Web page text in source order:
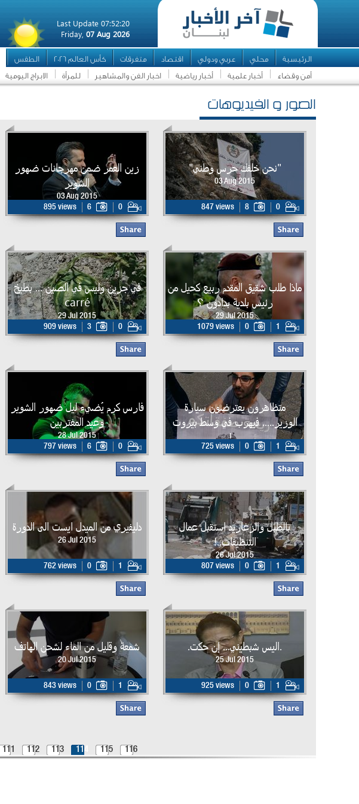
Last Update 07:52:20
Friday, 07 Aug 2026
الرئيسية محلي عربي ودولي اقتصاد متفرقات كأس العالم 2026 الطقس
أمن وقضاء
أخبار علمية أخبار رياضية اخبار الفن والمشاهير للمرأة الابراج اليومية
الصور و الفيديوهات
"نحن خلفك حرس وطني"
03 Aug 2015
847 views 8 0
زين العمر ضمن مهرجانات ضهور
الشوير
03 Aug 2015
895 views
6 0
ماذا طلب شقيق المقدم ربيع كحيل من
رئيس بلدية بدادون ؟
29 Jul 2015
1079 views
0 1
في جزين وليس في الصين ... بطيخ
carré
29 Jul 2015
909 views
3 0
متظاهرون يعترضون سيارة
الوزير..... فيهرب في وسط بيروت
....!
28 Jul 2015
725 views 0 1
فارس كرم يُضيء ليل ضهور الشوير
وعيد المغتربين
28 Jul 2015
797 views
6 0
بالطبل والزغاريد استقبل عمال
التنظيفات..!
26 Jul 2015
807 views
0 1
دليفيري من الميدل ايست الى الدورة
26 Jul 2015
762 views 0 1
.اليس شبطيني... إن حكت.
25 Jul 2015
925 views 0 1
شمعة وقليل من الماء لشحن الهاتف
20 Jul 2015
843 views 0 1
111 112 113 114 115 116